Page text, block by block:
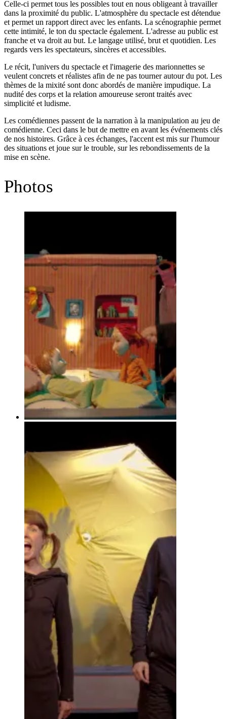
Celle-ci permet tous les possibles tout en nous obligeant à travailler
dans la proximité du public. L'atmosphère du spectacle est détendue
et permet un rapport direct avec les enfants. La scénographie permet
cette intimité, le ton du spectacle également. L'adresse au public est
franche et va droit au but. Le langage utilisé, brut et quotidien. Les
regards vers les spectateurs, sincères et accessibles.
Le récit, l'univers du spectacle et l'imagerie des marionnettes se
veulent concrets et réalistes afin de ne pas tourner autour du pot. Les
thèmes de la mixité sont donc abordés de manière impudique. La
nudité des corps et la relation amoureuse seront traités avec
simplicité et ludisme.
Les comédiennes passent de la narration à la manipulation au jeu de
comédienne. Ceci dans le but de mettre en avant les événements clés
de nos histoires. Grâce à ces échanges, l'accent est mis sur l'humour
des situations et joue sur le trouble, sur les rebondissements de la
mise en scène.
Photos